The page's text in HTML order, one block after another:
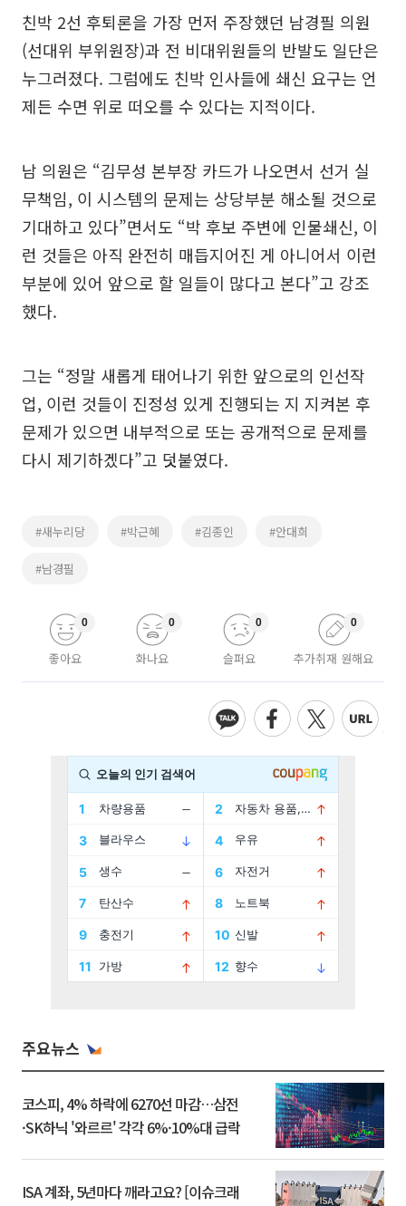
친박 2선 후퇴론을 가장 먼저 주장했던 남경필 의원
(선대위 부위원장)과 전 비대위원들의 반발도 일단은
누그러졌다. 그럼에도 친박 인사들에 쇄신 요구는 언
제든 수면 위로 떠오를 수 있다는 지적이다.
남 의원은 “김무성 본부장 카드가 나오면서 선거 실
무책임, 이 시스템의 문제는 상당부분 해소될 것으로
기대하고 있다”면서도 “박 후보 주변에 인물쇄신, 이
런 것들은 아직 완전히 매듭지어진 게 아니어서 이런
부분에 있어 앞으로 할 일들이 많다고 본다”고 강조
했다.
그는 “정말 새롭게 태어나기 위한 앞으로의 인선작
업, 이런 것들이 진정성 있게 진행되는 지 지켜본 후
문제가 있으면 내부적으로 또는 공개적으로 문제를
다시 제기하겠다”고 덧붙였다.
#새누리당 #박근혜 #김종인 #안대희
#남경필
좋아요
0
화나요
0
슬퍼요
0
추가취재 원해요
0
주요뉴스
코스피, 4% 하락에 6270선 마감…삼전
·SK하닉 '와르르' 각각 6%·10%대 급락
ISA 계좌, 5년마다 깨라고요? [이슈크래